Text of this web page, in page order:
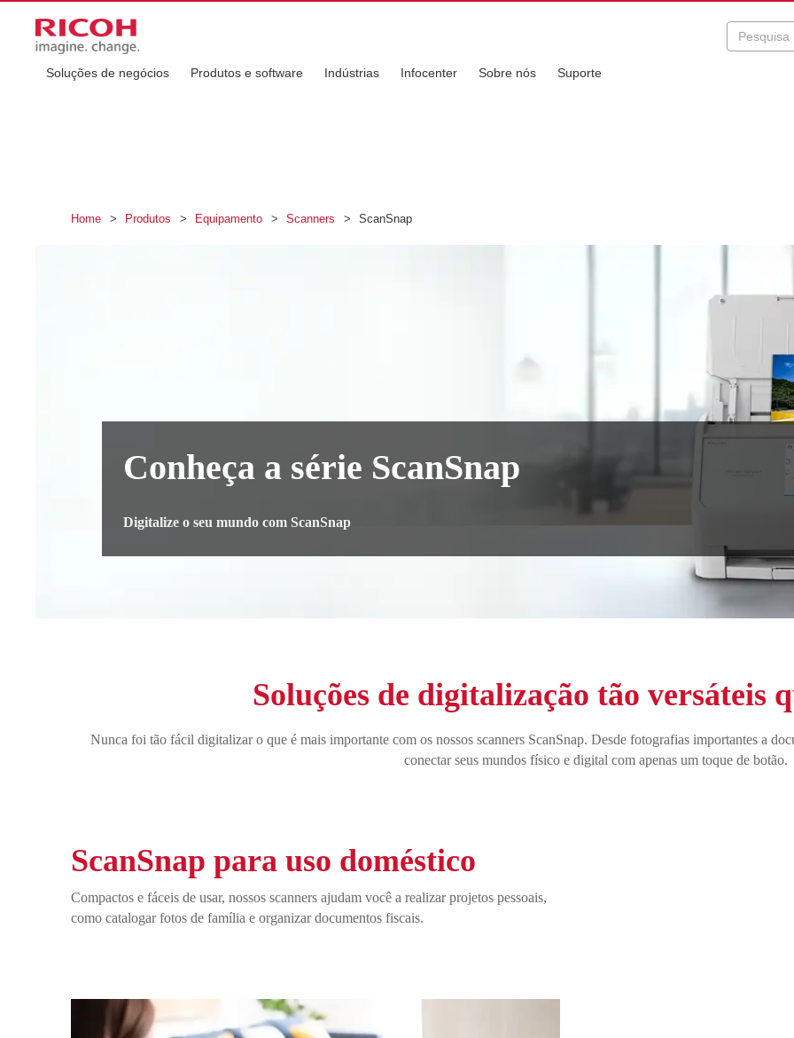
Soluções de negócios Produtos e software Indústrias Infocenter Sobre nós Suporte
Home > Produtos > Equipamento > Scanners > ScanSnap
Conheça a série ScanSnap
Digitalize o seu mundo com ScanSnap
Soluções de digitalização tão versáteis
Nunca foi tão fácil digitalizar o que é mais importante com os nossos scanners ScanSnap. Desde fotografias importantes a
conectar seus mundos físico e digital com apenas um toque de botão.
ScanSnap para uso doméstico
Compactos e fáceis de usar, nossos scanners ajudam você a realizar projetos pessoais,
como catalogar fotos de família e organizar documentos fiscais.